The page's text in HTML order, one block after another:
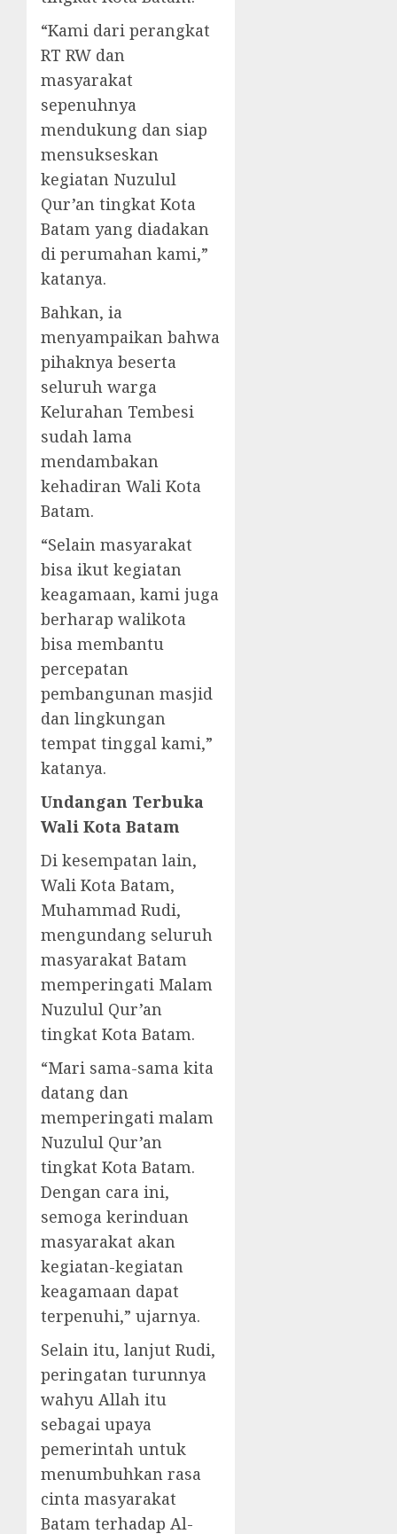
“Kami dari perangkat
RT RW dan
masyarakat
sepenuhnya
mendukung dan siap
mensukseskan
kegiatan Nuzulul
Qur’an tingkat Kota
Batam yang diadakan
di perumahan kami,”
katanya.
Bahkan, ia
menyampaikan bahwa
pihaknya beserta
seluruh warga
Kelurahan Tembesi
sudah lama
mendambakan
kehadiran Wali Kota
Batam.
“Selain masyarakat
bisa ikut kegiatan
keagamaan, kami juga
berharap walikota
bisa membantu
percepatan
pembangunan masjid
dan lingkungan
tempat tinggal kami,”
katanya.
Undangan Terbuka
Wali Kota Batam
Di kesempatan lain,
Wali Kota Batam,
Muhammad Rudi,
mengundang seluruh
masyarakat Batam
memperingati Malam
Nuzulul Qur’an
tingkat Kota Batam.
“Mari sama-sama kita
datang dan
memperingati malam
Nuzulul Qur’an
tingkat Kota Batam.
Dengan cara ini,
semoga kerinduan
masyarakat akan
kegiatan-kegiatan
keagamaan dapat
terpenuhi,” ujarnya.
Selain itu, lanjut Rudi,
peringatan turunnya
wahyu Allah itu
sebagai upaya
pemerintah untuk
menumbuhkan rasa
cinta masyarakat
Batam terhadap Al-